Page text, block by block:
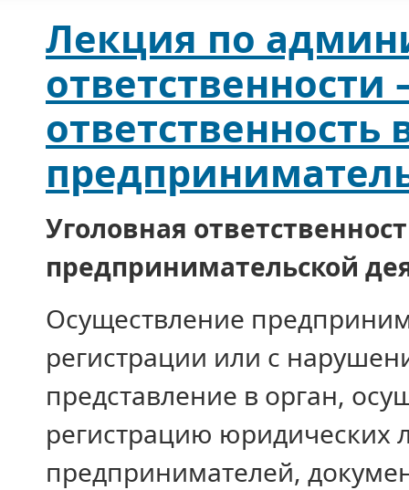
Лекция по
ответственность
Уголовная
предпринимательской
Осуществление
регистрации или с
представление в орган,
регистрацию юридических
предпринимателей,